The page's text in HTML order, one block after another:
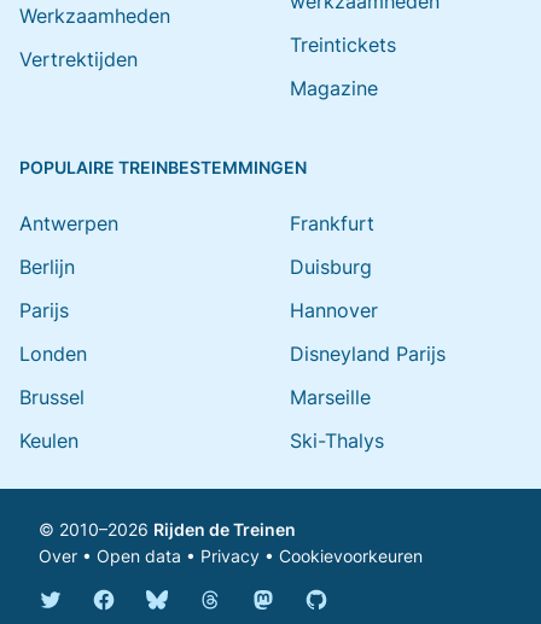
Werkzaamheden
Vertrektijden
Treintickets
Magazine
POPULAIRE TREINBESTEMMINGEN
Antwerpen
Berlijn
Parijs
Londen
Brussel
Keulen
Frankfurt
Duisburg
Hannover
Disneyland Parijs
Marseille
Ski-Thalys
© 2010–2026 Rijden de Treinen
Over • Open data • Privacy • Cookievoorkeuren